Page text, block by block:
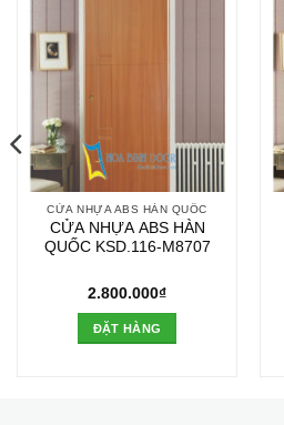
CỬA NHỰA ABS HÀN QUỐC
CỬA NHỰA ABS HÀN
QUỐC KSD.116-M8707
2.800.000₫
ĐẶT HÀNG